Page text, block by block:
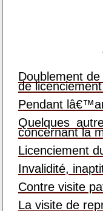
Doublement
de
Pendant
Quelques
concernant la
Licenciement
Invalidité,
Contre visite
La visite de